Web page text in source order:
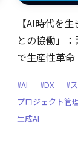
【AI時代を
との協働」
で生産性革命
#AI #DX #
プロジェクト管
生成AI